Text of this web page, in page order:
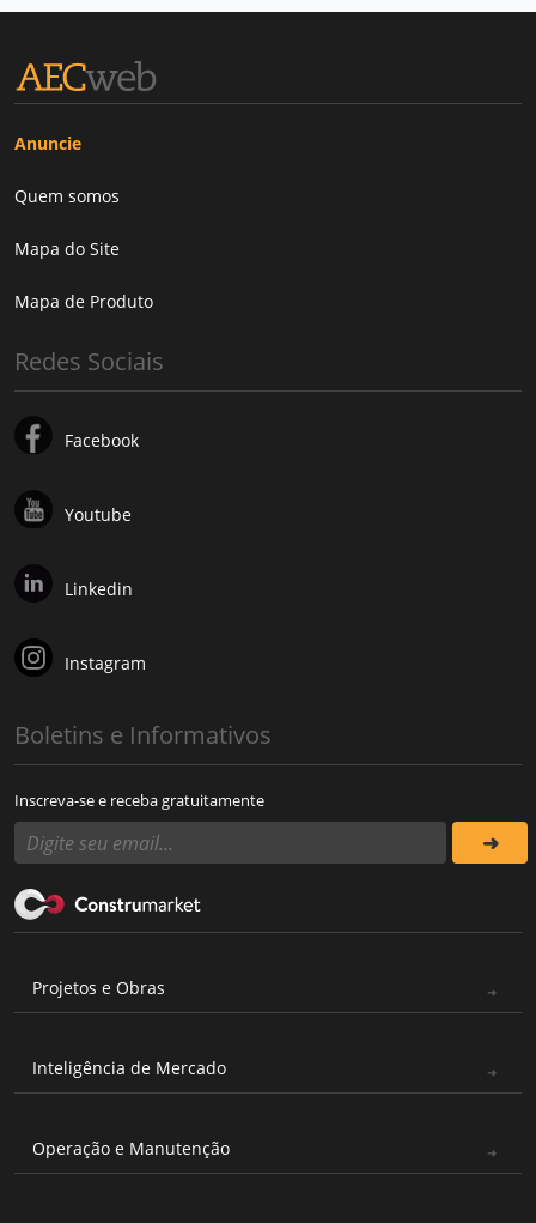
Anuncie
Quem somos
Mapa do Site
Mapa de Produto
Redes Sociais
Facebook
Youtube
Linkedin
Instagram
Boletins e Informativos
Inscreva-se e receba gratuitamente
Projetos e Obras
Inteligência de Mercado
Operação e Manutenção